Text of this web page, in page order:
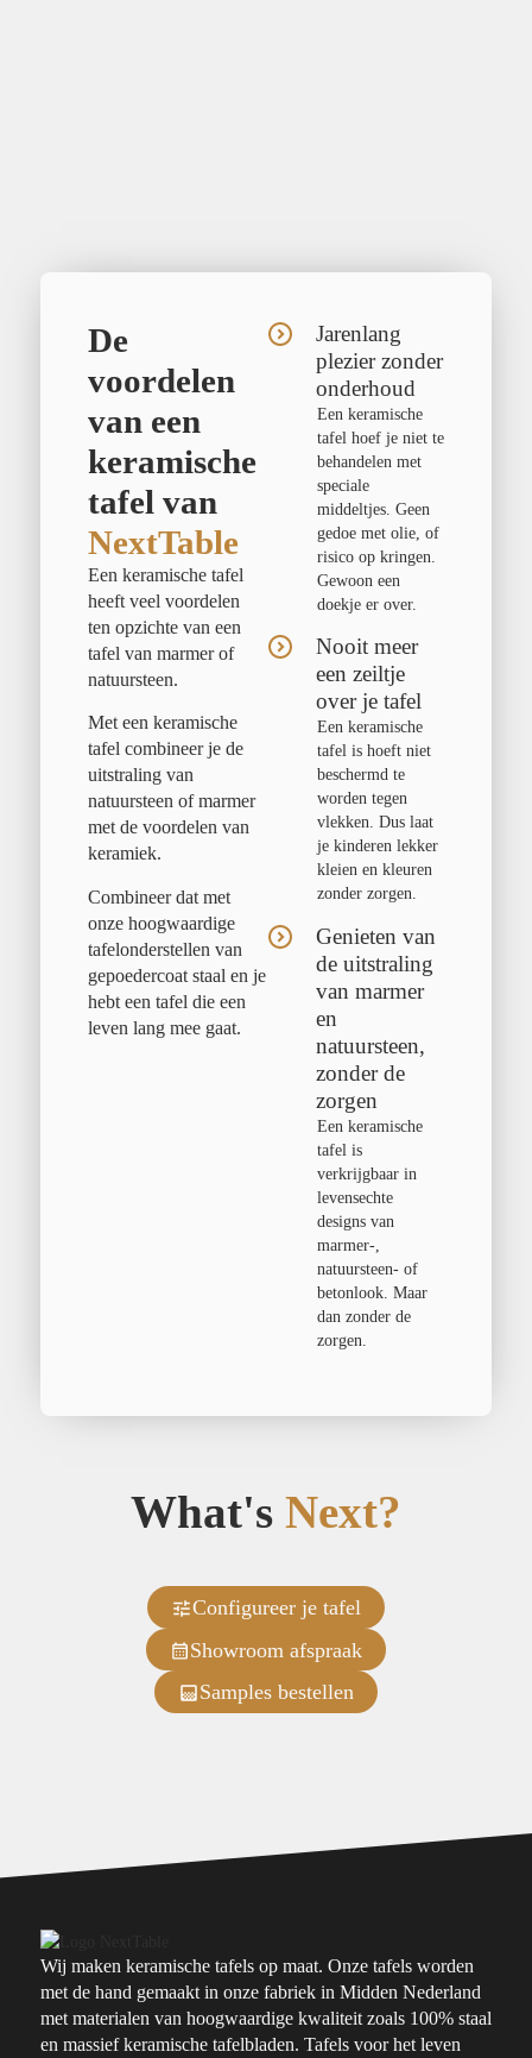
Jarenlang
plezier zonder
onderhoud
Een keramische
tafel hoef je niet te
behandelen met
speciale
middeltjes. Geen
gedoe met olie, of
risico op kringen.
Gewoon een
doekje er over.
Nooit meer
een zeiltje
over je tafel
Een keramische
tafel is hoeft niet
beschermd te
worden tegen
vlekken. Dus laat
je kinderen lekker
kleien en kleuren
zonder zorgen.
Genieten van
de uitstraling
van marmer
en
natuursteen,
zonder de
zorgen
Een keramische
tafel is
verkrijgbaar in
levensechte
designs van
marmer-,
natuursteen- of
betonlook. Maar
dan zonder de
zorgen.
Een keramische tafel
heeft veel voordelen
ten opzichte van een
tafel van marmer of
natuursteen.
Met een keramische
tafel combineer je de
uitstraling van
natuursteen of marmer
met de voordelen van
keramiek.
Combineer dat met
onze hoogwaardige
tafelonderstellen van
gepoedercoat staal en je
hebt een tafel die een
leven lang mee gaat.
De
voordelen
van een
keramische
tafel van
NextTable
What's Next?
Configureer je tafel
Showroom afspraak
Samples bestellen
Wij maken keramische tafels op maat. Onze tafels worden
met de hand gemaakt in onze fabriek in Midden Nederland
met materialen van hoogwaardige kwaliteit zoals 100% staal
en massief keramische tafelbladen. Tafels voor het leven